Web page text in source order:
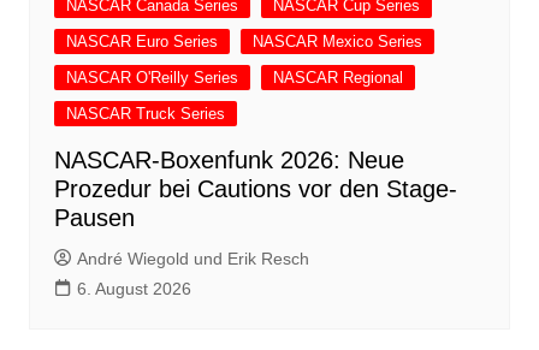
NASCAR Canada Series
NASCAR Cup Series
NASCAR Euro Series
NASCAR Mexico Series
NASCAR O'Reilly Series
NASCAR Regional
NASCAR Truck Series
NASCAR-Boxenfunk 2026: Neue
Prozedur bei Cautions vor den Stage-
Pausen
André Wiegold und Erik Resch
6. August 2026